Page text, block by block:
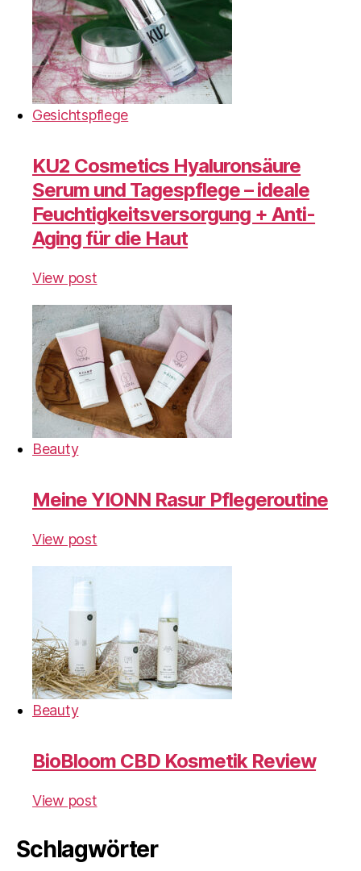
Gesichtspflege
KU2 Cosmetics Hyaluronsäure
Serum und Tagespflege – ideale
Feuchtigkeitsversorgung + Anti-
Aging für die Haut
View post
Beauty
Meine YIONN Rasur Pflegeroutine
View post
Beauty
BioBloom CBD Kosmetik Review
View post
Schlagwörter